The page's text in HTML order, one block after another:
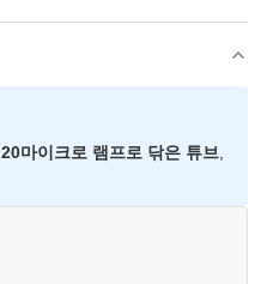
20마이크로 램프로 닦은 튜브